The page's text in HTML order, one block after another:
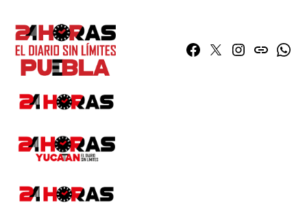
Facebook
TwitterInstagram
issuu